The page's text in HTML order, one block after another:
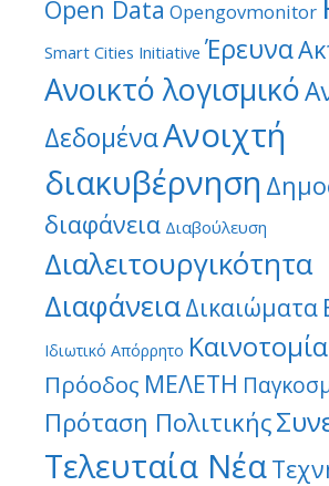
Open Data Opengovmonitor
Smart Cities Initiative Έρευνα
Ανοικτό λογισμικό
ΔεδομέναΑνοιχτή
διακυβέρνηση
διαφάνεια Διαβούλευση
Διαλειτουργικότητα
ΔιαφάνειαΔικαιώματα
Ιδιωτικό Απόρρητο Καινοτομία
Πρόοδος ΜΕΛΕΤΗ
Πρόταση Πολιτικής
Τελευταία Νέα